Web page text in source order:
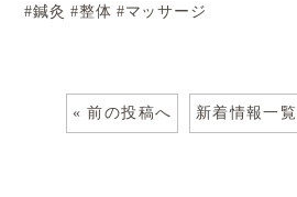
#鍼灸 #整体 #マッサージ
« 前の投稿へ 新着情報一覧